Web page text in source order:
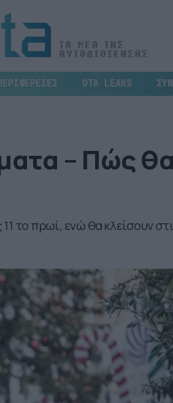
OTA LEAKS
– Πώς θα
το πρωί, ενώ θα κλείσουν